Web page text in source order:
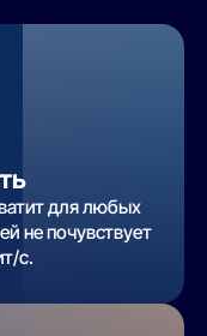
для любых
не почувствует
с.